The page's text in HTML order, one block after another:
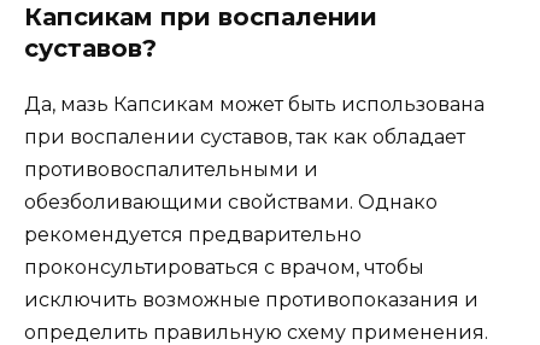
Капсикам при воспалении
суставов?
Да, мазь Капсикам может быть использована
при воспалении суставов, так как обладает
противовоспалительными и
обезболивающими свойствами. Однако
рекомендуется предварительно
проконсультироваться с врачом, чтобы
исключить возможные противопоказания и
определить правильную схему применения.